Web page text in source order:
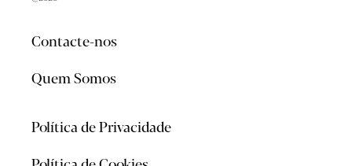
Contacte-nos
Quem Somos
Política de Privacidade